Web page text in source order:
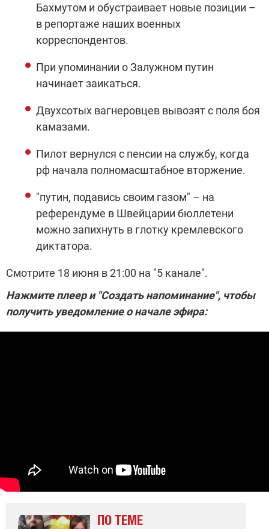
Бахмутом и обустраивает новые позиции –
в репортаже наших военных
корреспондентов.
При упоминании о Залужном путин
начинает заикаться.
Двухсотых вагнеровцев вывозят с поля боя
камазами.
Пилот вернулся с пенсии на службу, когда
рф начала полномасштабное вторжение.
"путин, подавись своим газом" – на
референдуме в Швейцарии бюллетени
можно запихнуть в глотку кремлевского
диктатора.
Смотрите 18 июня в 21:00 на "5 канале".
Нажмите плеер и "Создать напоминание", чтобы
получить уведомление о начале эфира:
ПО ТЕМЕ